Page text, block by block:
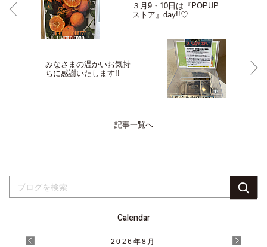
３月9・10日は『POPUP
ストア』day!!♡
みなさまの温かいお気持
ちに感謝いたします!!
記事一覧へ
Calendar
2026 年8月